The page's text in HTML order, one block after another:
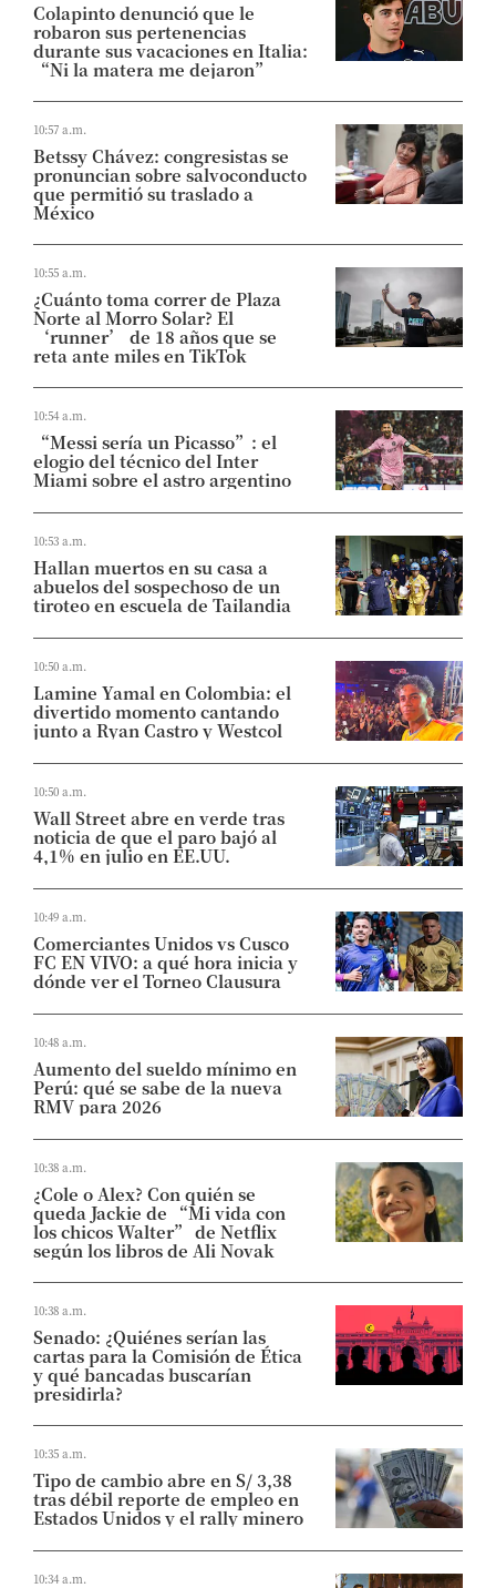
Colapinto denunció que le
robaron sus pertenencias
durante sus vacaciones en Italia:
“Ni la matera me dejaron”
10:57 a.m.
Betssy Chávez: congresistas se
pronuncian sobre salvoconducto
que permitió su traslado a
México
10:55 a.m.
¿Cuánto toma correr de Plaza
Norte al Morro Solar? El
‘runner’ de 18 años que se
reta ante miles en TikTok
10:54 a.m.
“Messi sería un Picasso”: el
elogio del técnico del Inter
Miami sobre el astro argentino
10:53 a.m.
Hallan muertos en su casa a
abuelos del sospechoso de un
tiroteo en escuela de Tailandia
10:50 a.m.
Lamine Yamal en Colombia: el
divertido momento cantando
junto a Ryan Castro y Westcol
10:50 a.m.
Wall Street abre en verde tras
noticia de que el paro bajó al
4,1% en julio en EE.UU.
10:49 a.m.
Comerciantes Unidos vs Cusco
FC EN VIVO: a qué hora inicia y
dónde ver el Torneo Clausura
10:48 a.m.
Aumento del sueldo mínimo en
Perú: qué se sabe de la nueva
RMV para 2026
10:38 a.m.
¿Cole o Alex? Con quién se
queda Jackie de “Mi vida con
los chicos Walter” de Netflix
según los libros de Ali Novak
10:38 a.m.
Senado: ¿Quiénes serían las
cartas para la Comisión de Ética
y qué bancadas buscarían
presidirla?
10:35 a.m.
Tipo de cambio abre en S/ 3,38
tras débil reporte de empleo en
Estados Unidos y el rally minero
10:34 a.m.